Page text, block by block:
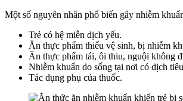
Một số nguyên nhân phổ biến gây nhiễm
Trẻ có hệ miễn dịch yếu.
Ăn thực phẩm thiếu vệ sinh, bị nhiễm
Ăn thực phẩm tái, ôi thiu, nguội không
Nhiễm khuẩn do sống tại nơi có dịch
Tác dụng phụ của thuốc.